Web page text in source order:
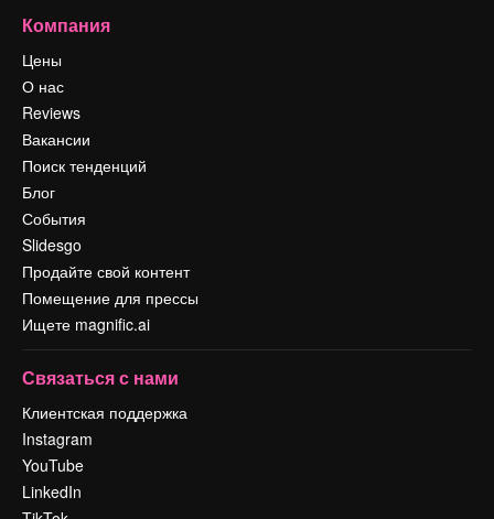
Компания
Цены
О нас
Reviews
Вакансии
Поиск тенденций
Блог
События
Slidesgo
Продайте свой контент
Помещение для прессы
Ищете magnific.ai
Связаться с нами
Клиентская поддержка
Instagram
YouTube
LinkedIn